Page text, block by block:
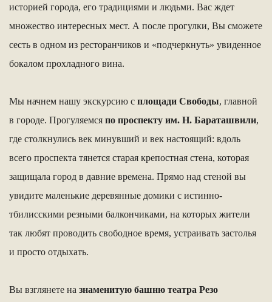
историей города, его традициями и людьми. Вас ждет
множество интересных мест. А после прогулки, Вы сможете
сесть в одном из ресторанчиков и «подчеркнуть» увиденное
бокалом прохладного вина.
Мы начнем нашу экскурсию с площади Свободы, главной
в городе. Прогуляемся по проспекту им. Н. Бараташвили,
где столкнулись век минувший и век настоящий: вдоль
всего проспекта тянется старая крепостная стена, которая
защищала город в давние времена. Прямо над стеной вы
увидите маленькие деревянные домики с истинно-
тбилисскими резными балкончиками, на которых жители
так любят проводить свободное время, устраивать застолья
и просто отдыхать.
Вы взглянете на знаменитую башню театра Резо